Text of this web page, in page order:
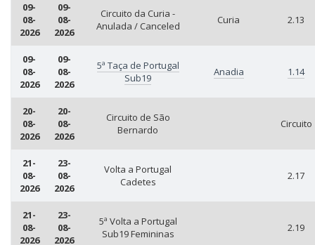
09-
08-
2026
09-
08-
2026
Circuito da Curia -
Anulada / Canceled
Curia 2.13
09-
08-
2026
09-
08-
2026
5ª Taça de Portugal
Sub19
Anadia 1.14
20-
08-
2026
20-
08-
2026
Circuito de São
Bernardo
Circuito
21-
08-
2026
23-
08-
2026
Volta a Portugal
Cadetes
2.17
21-
08-
2026
23-
08-
2026
5ª Volta a Portugal
Sub19 Femininas
2.19